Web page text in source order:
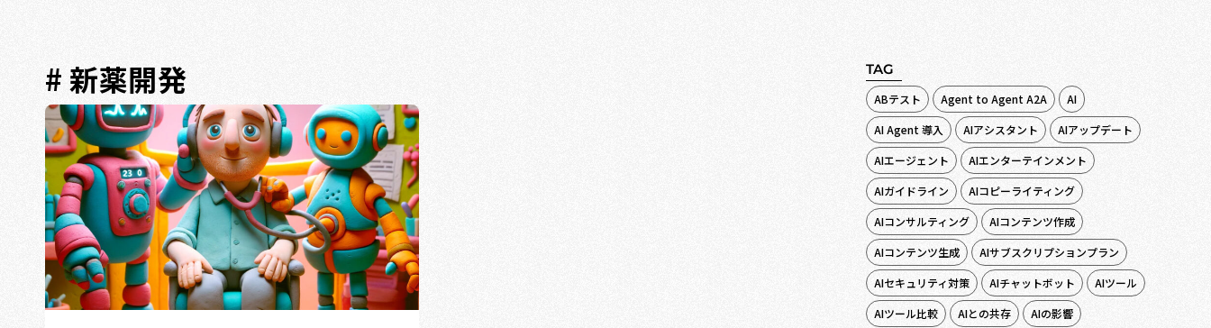
# 新薬開発 TAG
ABテスト Agent to Agent A2A
AI
AI Agent 導入
AIアシスタント
AIアップデート
AIエージェント
AIエンターテインメント
AIガイドライン
AIコピーライティング
AIコンサルティング
AIコンテンツ作成
AIコンテンツ生成
AIサブスクリプションプラン
AIセキュリティ対策
AIチャットボット
AIツール
AIツール比較
AIとの共存
AIの影響